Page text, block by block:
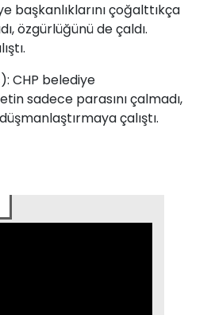
başkanlıklarını çoğalttıkça
özgürlüğünü de çaldı.
): CHP belediye
sadece parasını çalmadı,
çalıştı.